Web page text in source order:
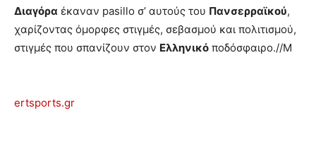
Διαγόρα έκαναν pasillo σ’ αυτούς του Πανσερραϊκού,
χαρίζοντας όμορφες στιγμές, σεβασμού και πολιτισμού,
στιγμές που σπανίζουν στον Ελληνικό ποδόσφαιρο.//Μ
ertsports.gr